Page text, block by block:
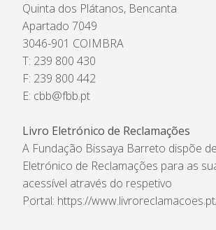
Quinta dos Plátanos, Bencanta
Apartado 7049
3046-901 COIMBRA
T: 239 800 430
F: 239 800 442
E: cbb@fbb.pt
Livro Eletrónico de Reclamações
A Fundação Bissaya Barreto dispõe
Eletrónico de Reclamações para as
acessível através do respetivo
Portal: https://